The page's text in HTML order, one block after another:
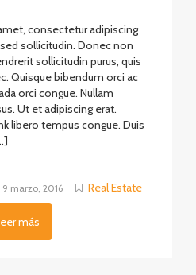
consectetur adipiscing
sollicitudin. Donec non
sollicitudin purus, quis
Quisque bibendum orci ac
orci congue. Nullam
Ut et adipiscing erat.
libero tempus congue. Duis
9 marzo, 2016 Real Estate
más